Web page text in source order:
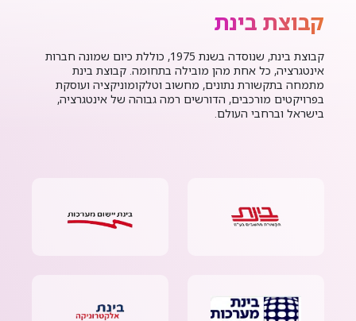
קבוצת בינת
קבוצת בינת, שנוסדה בשנת 1975, כוללת כיום שמונה חברות
אינטגרציה, כל אחת מהן מובילה בתחומה. קבוצת בינת
מתמחה בתקשורת נתונים, מחשוב וטלקומוניקציה ועוסקת
בפרויקטים מורכבים, הדורשים רמה גבוהה של אינטגרציה,
בישראל וברחבי העולם.